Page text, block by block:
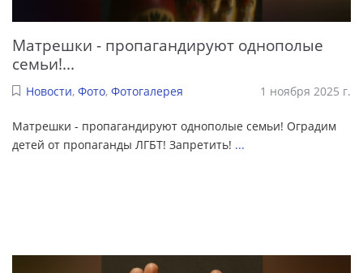
Матрешки - пропагандируют однополые
семьи!...
Новости, Фото, Фотогалерея 1 ноября 2025 г.
Матрешки - пропагандируют однополые семьи! Оградим
детей от пропаганды ЛГБТ! Запретить! ...